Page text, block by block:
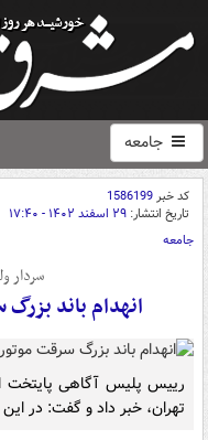
جامعه
کد خبر1586199
تاریخ انتشار: ۲۹ اسفند ۱۴۰۲ - ۱۷:۴۰
جامعه
سردار
انهدام باند
رییس پلیس آگاهی پایتخت
تهران، خبر داد و گفت: در این پرونده ۷ سارق و ۱۰ مالخر